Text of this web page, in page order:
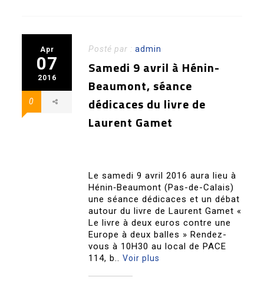
Apr
07
2016
0
Posté par :admin
Samedi 9 avril à Hénin-
Beaumont, séance
dédicaces du livre de
Laurent Gamet
Le samedi 9 avril 2016 aura lieu à
Hénin‐Beaumont (Pas-de-Calais)
une séance dédicaces et un débat
autour du livre de Laurent Gamet «
Le livre à deux euros contre une
Europe à deux balles » Rendez-
vous à 10H30 au local de PACE
114, b..Voir plus